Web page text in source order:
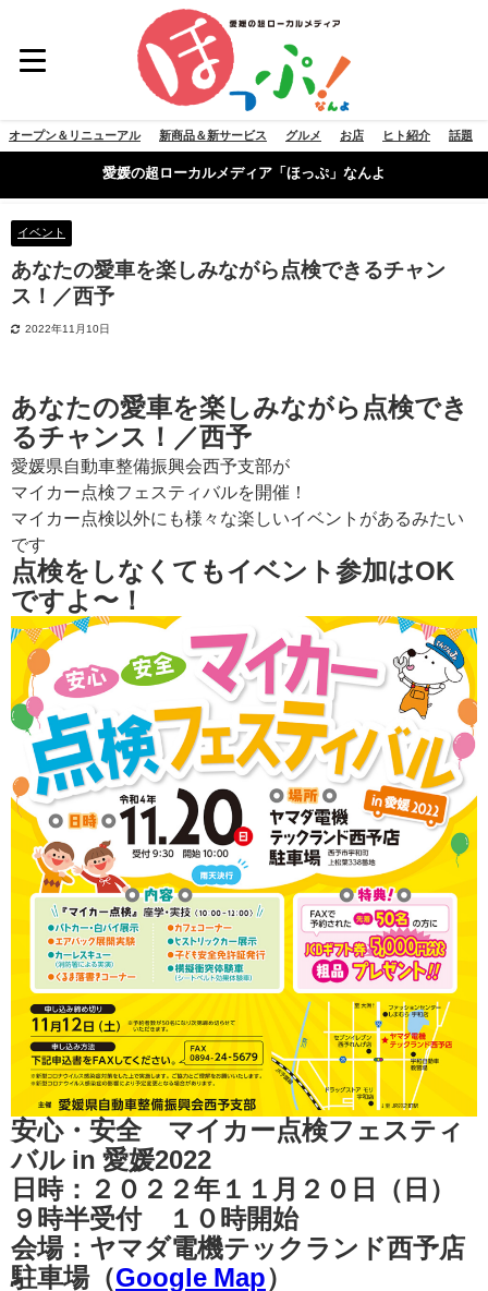
オープン＆リニューアル 新商品＆新サービス グルメ お店 ヒト紹介 話題
愛媛の超ローカルメディア「ほっぷ」なんよ
イベント
あなたの愛車を楽しみながら点検できるチャン
ス！／西予
2022年11月10日
あなたの愛車を楽しみながら点検でき
るチャンス！／西予
愛媛県自動車整備振興会西予支部が
マイカー点検フェスティバルを開催！
マイカー点検以外にも様々な楽しいイベントがあるみたい
です
点検をしなくてもイベント参加はOK
ですよ〜！
安心・安全 マイカー点検フェスティ
バル in 愛媛2022
日時：２０２２年１１月２０日（日）
９時半受付 １０時開始
会場：ヤマダ電機テックランド西予店
駐車場（Google Map）